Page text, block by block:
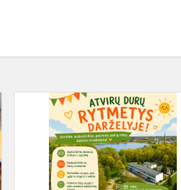
dienos
edukacija
3
metų
amžiaus